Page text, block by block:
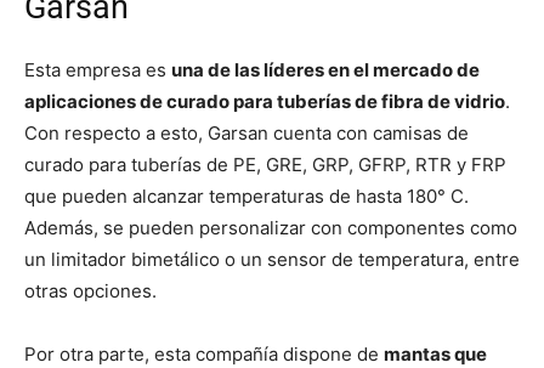
Garsan
Esta empresa es una de las líderes en el mercado de
aplicaciones de curado para tuberías de fibra de vidrio.
Con respecto a esto, Garsan cuenta con camisas de
curado para tuberías de PE, GRE, GRP, GFRP, RTR y FRP
que pueden alcanzar temperaturas de hasta 180° C.
Además, se pueden personalizar con componentes como
un limitador bimetálico o un sensor de temperatura, entre
otras opciones.
Por otra parte, esta compañía dispone de mantas que